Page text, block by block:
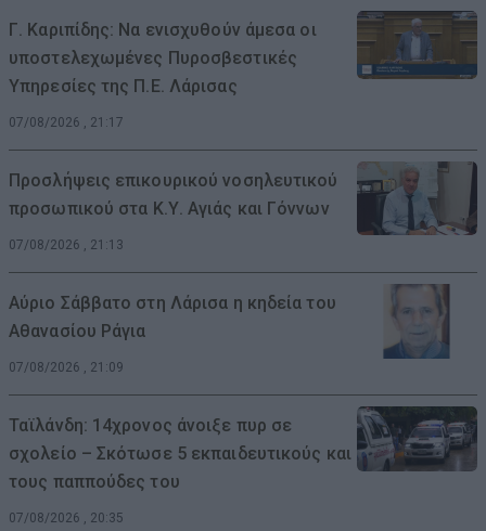
Γ. Καριπίδης: Να ενισχυθούν άμεσα οι
υποστελεχωμένες Πυροσβεστικές
Υπηρεσίες της Π.Ε. Λάρισας
07/08/2026 , 21:17
Προσλήψεις επικουρικού νοσηλευτικού
προσωπικού στα Κ.Υ. Αγιάς και Γόννων
07/08/2026 , 21:13
Αύριο Σάββατο στη Λάρισα η κηδεία του
Αθανασίου Ράγια
07/08/2026 , 21:09
Ταϊλάνδη: 14χρονος άνοιξε πυρ σε
σχολείο – Σκότωσε 5 εκπαιδευτικούς και
τους παππούδες του
07/08/2026 , 20:35